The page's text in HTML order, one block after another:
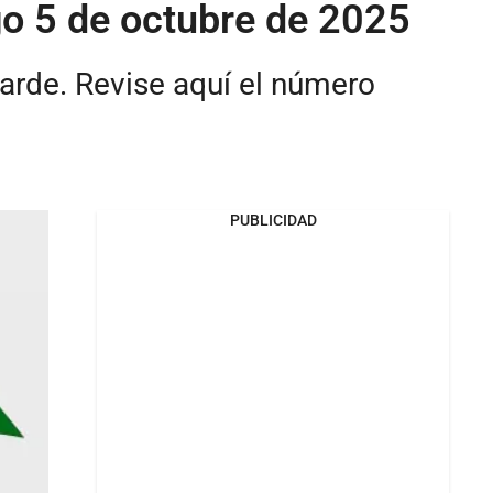
5 de octubre de 2025
Revise aquí el número
PUBLICIDAD